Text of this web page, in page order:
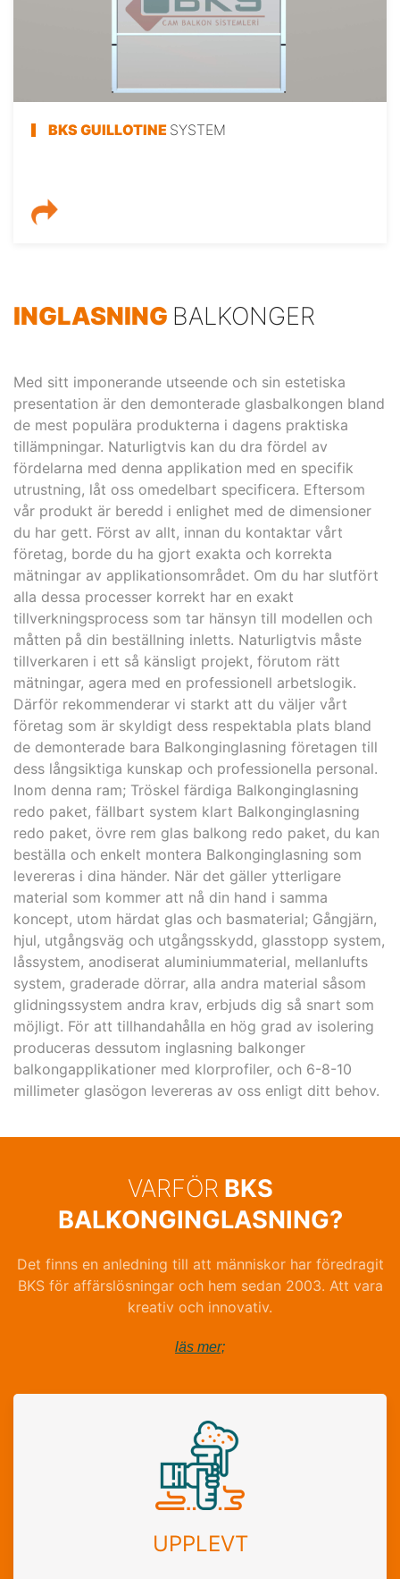
BKS GUILLOTINE SYSTEM
INGLASNING BALKONGER
Med sitt imponerande utseende och sin estetiska
presentation är den demonterade glasbalkongen bland
de mest populära produkterna i dagens praktiska
tillämpningar. Naturligtvis kan du dra fördel av
fördelarna med denna applikation med en specifik
utrustning, låt oss omedelbart specificera. Eftersom
vår produkt är beredd i enlighet med de dimensioner
du har gett. Först av allt, innan du kontaktar vårt
företag, borde du ha gjort exakta och korrekta
mätningar av applikationsområdet. Om du har slutfört
alla dessa processer korrekt har en exakt
tillverkningsprocess som tar hänsyn till modellen och
måtten på din beställning inletts. Naturligtvis måste
tillverkaren i ett så känsligt projekt, förutom rätt
mätningar, agera med en professionell arbetslogik.
Därför rekommenderar vi starkt att du väljer vårt
företag som är skyldigt dess respektabla plats bland
de demonterade bara Balkonginglasning företagen till
dess långsiktiga kunskap och professionella personal.
Inom denna ram; Tröskel färdiga Balkonginglasning
redo paket, fällbart system klart Balkonginglasning
redo paket, övre rem glas balkong redo paket, du kan
beställa och enkelt montera Balkonginglasning som
levereras i dina händer. När det gäller ytterligare
material som kommer att nå din hand i samma
koncept, utom härdat glas och basmaterial; Gångjärn,
hjul, utgångsväg och utgångsskydd, glasstopp system,
låssystem, anodiserat aluminiummaterial, mellanlufts
system, graderade dörrar, alla andra material såsom
glidningssystem andra krav, erbjuds dig så snart som
möjligt. För att tillhandahålla en hög grad av isolering
produceras dessutom inglasning balkonger
balkongapplikationer med klorprofiler, och 6-8-10
millimeter glasögon levereras av oss enligt ditt behov.
VARFÖR BKS
BALKONGINGLASNING?
Det finns en anledning till att människor har föredragit
BKS för affärslösningar och hem sedan 2003. Att vara
kreativ och innovativ.
läs mer;
UPPLEVT